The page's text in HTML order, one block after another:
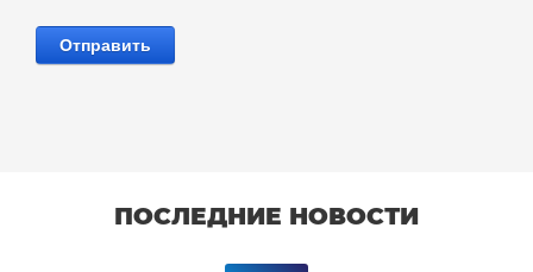
Отправить
ПОСЛЕДНИЕ НОВОСТИ